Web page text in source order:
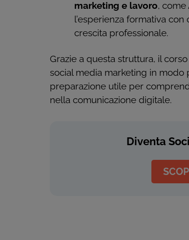
marketing e lavoro, come
l’esperienza formativa
crescita professionale.
Grazie a questa struttura, il
social media marketing in
preparazione utile per
nella comunicazione digitale.
Diventa